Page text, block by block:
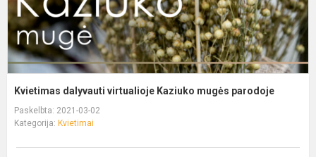
Kvietimas dalyvauti virtualioje Kaziuko mugės parodoje
Paskelbta: 2021-03-02
Kategorija: Kvietimai